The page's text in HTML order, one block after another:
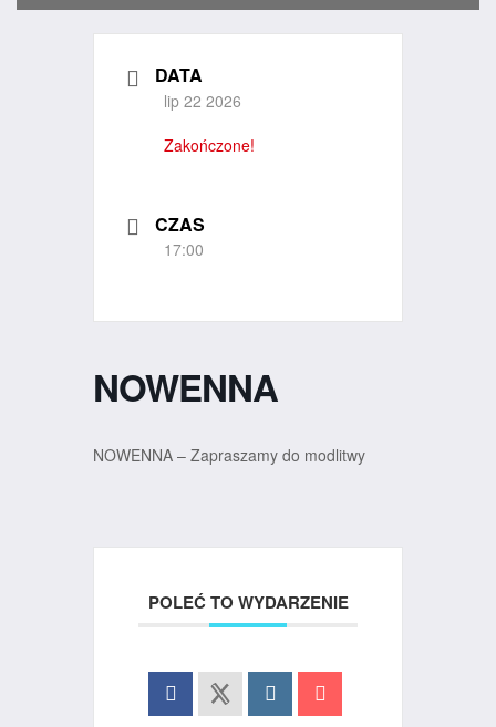
DATA
lip 22 2026
Zakończone!
CZAS
17:00
NOWENNA
NOWENNA – Zapraszamy do modlitwy
POLEĆ TO WYDARZENIE